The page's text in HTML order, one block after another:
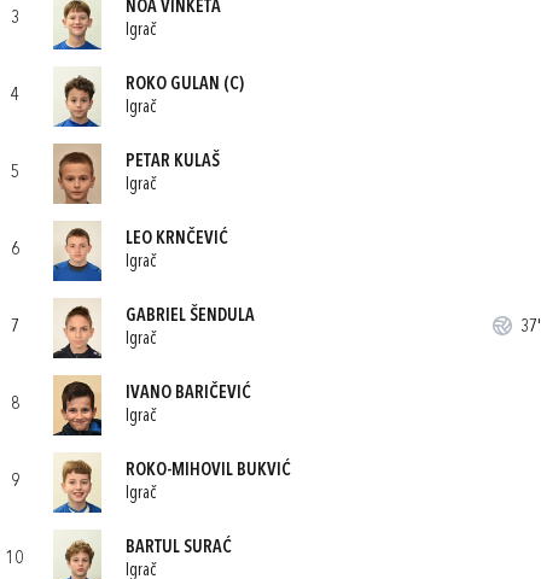
3
NOA VINKETA
Igrač
4
ROKO GULAN (C)
Igrač
5
PETAR KULAŠ
Igrač
6
LEO KRNČEVIĆ
Igrač
7
GABRIEL ŠENDULA
Igrač
37'
8
IVANO BARIČEVIĆ
Igrač
9
ROKO-MIHOVIL BUKVIĆ
Igrač
10
BARTUL SURAĆ
Igrač